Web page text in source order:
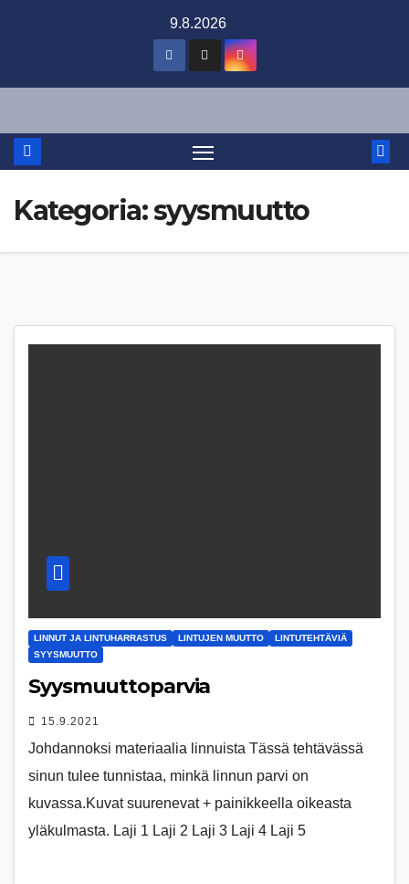
9.8.2026
Kategoria:syysmuutto
LINNUT JA LINTUHARRASTUS LINTUJEN MUUTTO
LINTUTEHTÄVIÄ
SYYSMUUTTO
Syysmuuttoparvia
15.9.2021
Johdannoksi materiaalia linnuista Tässä tehtävässä
sinun tulee tunnistaa, minkä linnun parvi on
kuvassa.Kuvat suurenevat + painikkeella oikeasta
yläkulmasta. Laji 1 Laji 2 Laji 3 Laji 4 Laji 5